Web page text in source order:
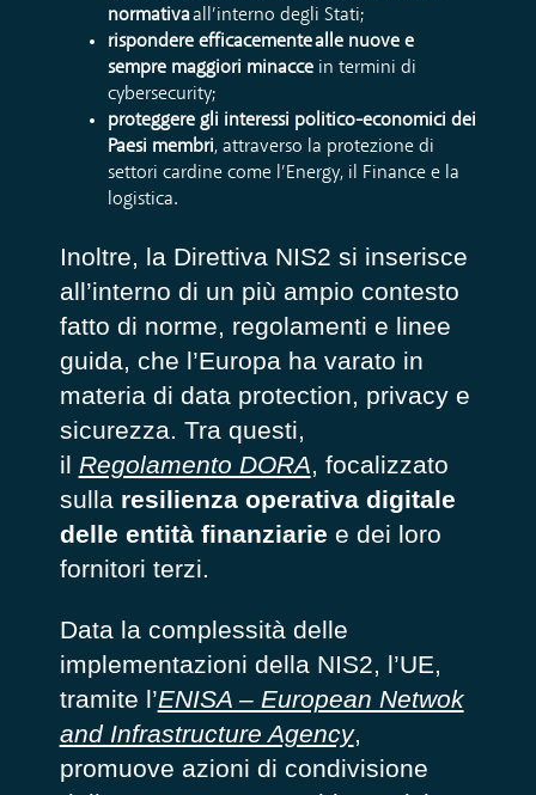
normativaall’interno degli Stati;
rispondere efficacementealle nuove e
sempre maggiori minaccein termini di
cybersecurity;
proteggere gli interessi politico-economici dei
Paesi membri, attraverso la protezione di
settori cardine come l’Energy, il Finance e la
logistica.
Inoltre, la Direttiva NIS2 si inserisce
all’interno di un più ampio contesto
fatto di norme, regolamenti e linee
guida, che l’Europa ha varato in
materia di data protection, privacy e
sicurezza. Tra questi,
il Regolamento DORA, focalizzato
sulla resilienza operativa digitale
delle entità finanziarie e dei loro
fornitori terzi.
Data la complessità delle
implementazioni della NIS2, l’UE,
tramite l’ENISA – European Netwok
and Infrastructure Agency,
promuove azioni di condivisione